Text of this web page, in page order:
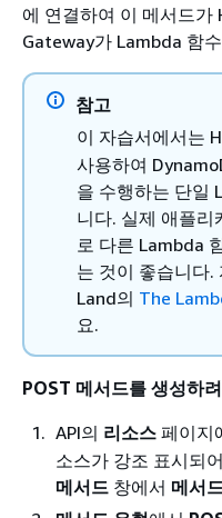
에 연결하여 이 메서드가
Gateway가 Lambda 함
참고
이 자습서에서는
사용하여
을 수행하는 단일
니다. 실제 애플리
로 다른 Lambda
는 것이 좋습니다
Land의 The
요.
POST 메서드를 생성하
API의 리소스 페이지
소스가 강조 표시되
메서드 창에서 메서